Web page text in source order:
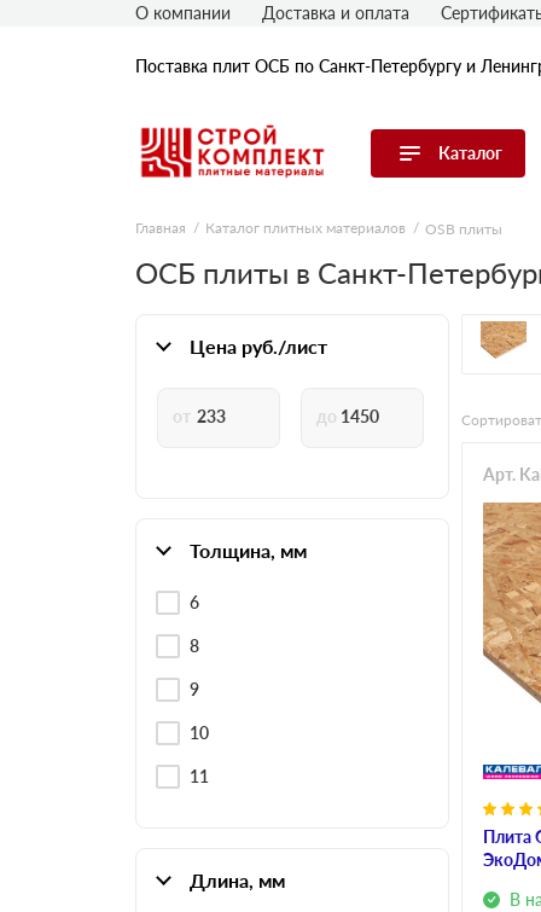
Поставка плит ОСБ по Санкт-Петербургу и
Каталог
Перейти в каталог
OSB плиты
ГВЛ (гипсоволокнистые плиты)
Фибролитовые плиты
О компании Доставка и оплата
Главная Каталог плитных материалов OSB плиты
ОСБ плиты в Санкт-
Цена руб./лист
Толщина, мм
6
8
9
10
11
Длина, мм
Плита
В
Арт.